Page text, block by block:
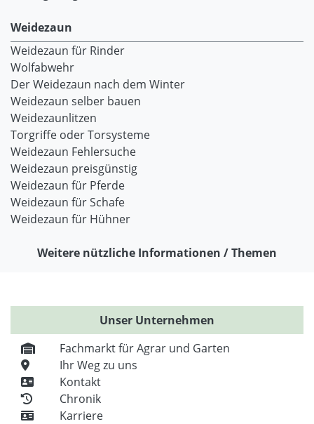
Weidezaun
Weidezaun für Rinder
Wolfabwehr
Der Weidezaun nach dem Winter
Weidezaun selber bauen
Weidezaunlitzen
Torgriffe oder Torsysteme
Weidezaun Fehlersuche
Weidezaun preisgünstig
Weidezaun für Pferde
Weidezaun für Schafe
Weidezaun für Hühner
Weitere nützliche Informationen / Themen
Unser Unternehmen
Fachmarkt für Agrar und Garten
Ihr Weg zu uns
Kontakt
Chronik
Karriere